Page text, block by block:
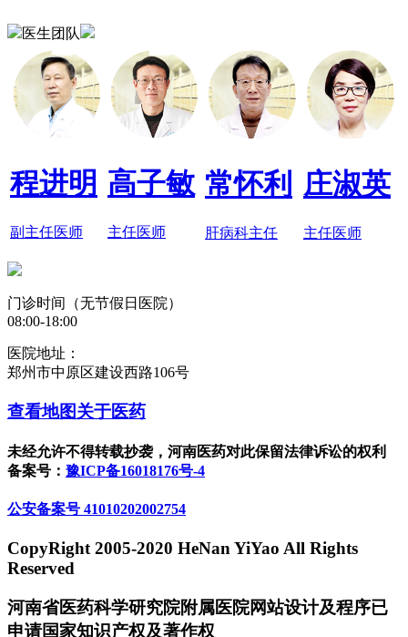
医生团队
程进明
副主任医师
高子敏
主任医师
常怀利
肝病科主任
庄淑英
主任医师
门诊时间（无节假日医院）
08:00-18:00
医院地址：
郑州市中原区建设西路106号
查看地图关于医药
未经允许不得转载抄袭，河南医药对此保留法律诉讼的权利
备案号： 豫ICP备16018176号-4
公安备案号 41010202002754
CopyRight 2005-2020 HeNan YiYao All Rights
Reserved
河南省医药科学研究院附属医院网站设计及程序已
申请国家知识产权及著作权